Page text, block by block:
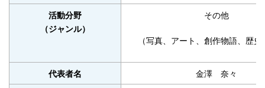
活動分野
（ジャンル）
その他
（写真、アート、創作物語、歴
代表者名 金澤 奈々